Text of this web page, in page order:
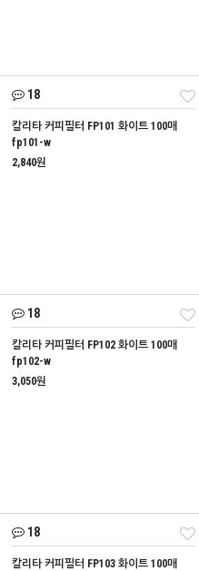
18
칼리타 커피필터 FP101 화이트 100매
fp101-w
2,840원
18
칼리타 커피필터 FP102 화이트 100매
fp102-w
3,050원
18
칼리타 커피필터 FP103 화이트 100매